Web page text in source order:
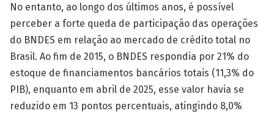
No entanto, ao longo dos últimos anos, é possível
perceber a forte queda de participação das operações
do BNDES em relação ao mercado de crédito total no
Brasil. Ao fim de 2015, o BNDES respondia por 21% do
estoque de financiamentos bancários totais (11,3% do
PIB), enquanto em abril de 2025, esse valor havia se
reduzido em 13 pontos percentuais, atingindo 8,0%